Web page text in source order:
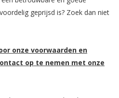
geprijsd is? Zoek dan niet
onze voorwaarden en
op te nemen met onze